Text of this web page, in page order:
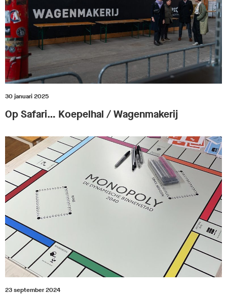
30 januari 2025
Op Safari… Koepelhal / Wagenmakerij
23 september 2024